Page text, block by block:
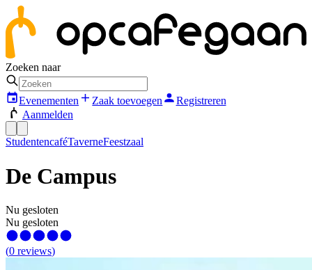
Zoeken naar
Evenementen Zaak toevoegen
Registreren
Aanmelden
StudentencaféTaverneFeestzaal
De Campus
Nu gesloten
Nu gesloten
(0 reviews)